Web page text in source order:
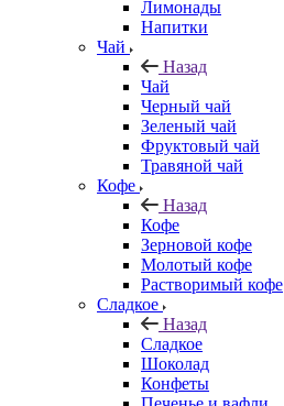
Лимонады
Напитки
Чай
Назад
Чай
Черный чай
Зеленый чай
Фруктовый чай
Травяной чай
Кофе
Назад
Кофе
Зерновой кофе
Молотый кофе
Растворимый кофе
Сладкое
Назад
Сладкое
Шоколад
Конфеты